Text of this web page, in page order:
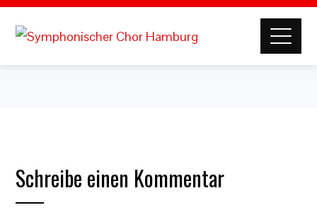
Schreibe einen Kommentar